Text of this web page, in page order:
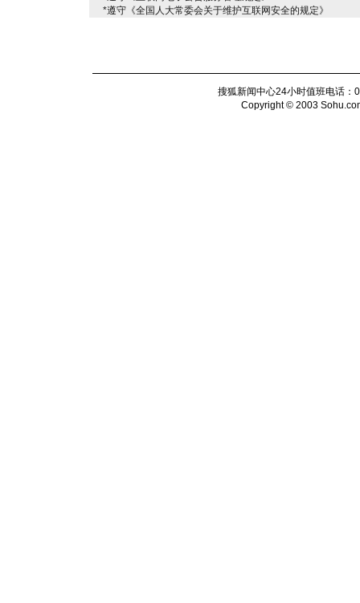
*遵守《全国人大常委会关于维护互联网安全的规定》
搜狐新闻中心24小时值班电话
Copyright © 2003